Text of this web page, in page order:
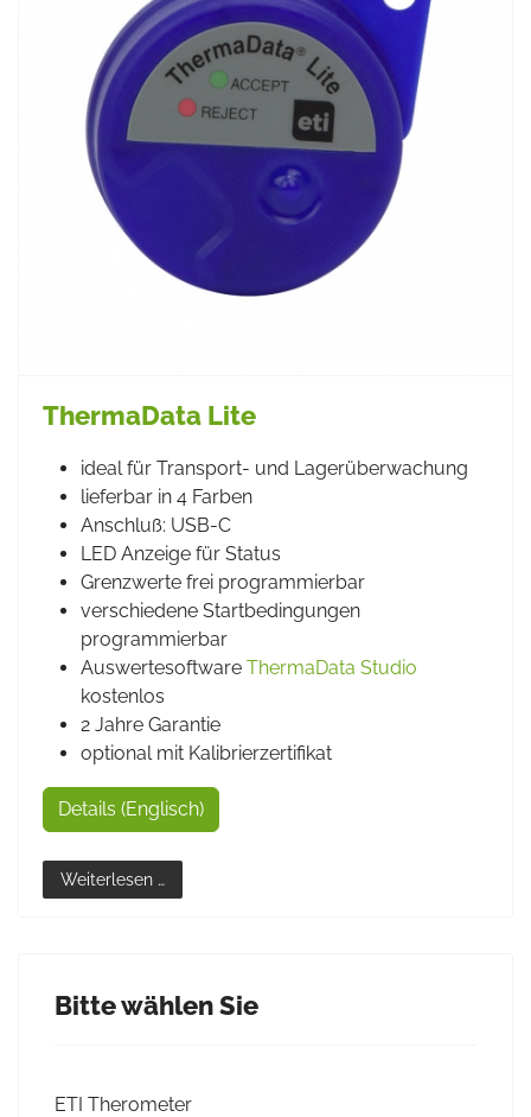
ThermaData Lite
ideal für Transport- und Lagerüberwachung
lieferbar in 4 Farben
Anschluß: USB-C
LED Anzeige für Status
Grenzwerte frei programmierbar
verschiedene Startbedingungen
programmierbar
Auswertesoftware ThermaData Studio
kostenlos
2 Jahre Garantie
optional mit Kalibrierzertifikat
Details (Englisch)
Weiterlesen …
Bitte wählen Sie
ETI Therometer